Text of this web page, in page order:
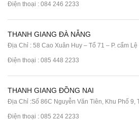
Điện thoại : 084 246 2233
THANH GIANG ĐÀ NẴNG
Địa Chỉ : 58 Cao Xuân Huy – Tổ 71 – P. cẩm
Điện thoại : 085 448 2233
THANH GIANG ĐỒNG NAI
Địa Chỉ :Số 86C Nguyễn Văn Tiên, Khu Phố 9,
Điện thoại : 085 224 2233